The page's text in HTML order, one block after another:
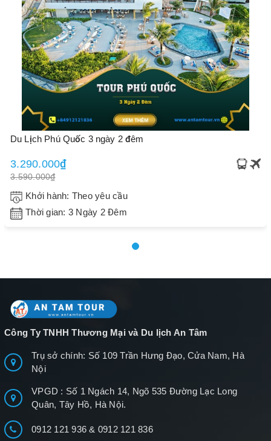
Du Lịch Phú Quốc 3 ngày 2 đêm
3.290.000₫
3.590.000₫
Khởi hành: Theo yêu cầu
Thời gian: 3 Ngày 2 Đêm
Công Ty TNHH Thương Mại và Du lịch An Tâm
Trụ sở chính: Số 109 Trần Hưng Đạo, Cửa Nam, Hà
Nội
VPGD : Số 1 Ngách 14, Ngõ 535 Đường Lạc Long
Quân, Tây Hồ, Hà Nội.
0912 121 936& 0912 121 836